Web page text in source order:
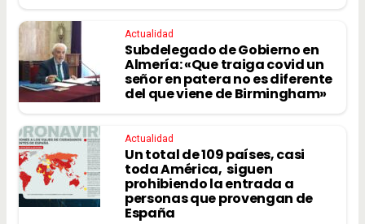
Actualidad
Subdelegado de Gobierno en
Almería: «Que traiga covid un
señor en patera no es diferente
del que viene de Birmingham»
Actualidad
Un total de 109 países, casi
toda América, siguen
prohibiendo la entrada a
personas que provengan de
España